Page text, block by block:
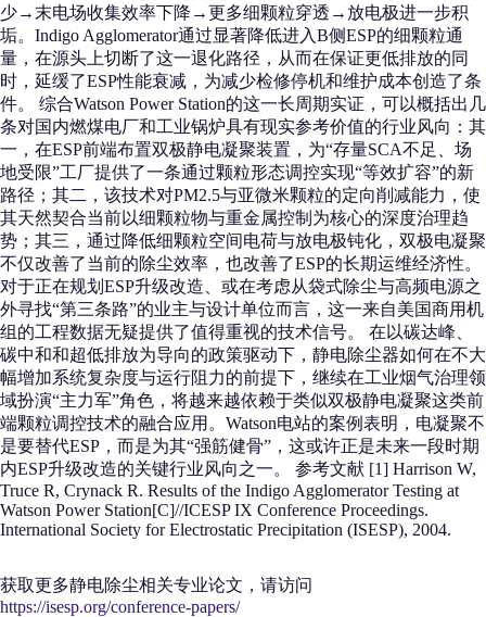
少→末电场收集效率下降→更多细颗粒穿透→放电极进一步积
垢。Indigo Agglomerator通过显著降低进入B侧ESP的细颗粒通
量，在源头上切断了这一退化路径，从而在保证更低排放的同
时，延缓了ESP性能衰减，为减少检修停机和维护成本创造了条
件。 综合Watson Power Station的这一长周期实证，可以概括出几
条对国内燃煤电厂和工业锅炉具有现实参考价值的行业风向：其
一，在ESP前端布置双极静电凝聚装置，为“存量SCA不足、场
地受限”工厂提供了一条通过颗粒形态调控实现“等效扩容”的新
路径；其二，该技术对PM2.5与亚微米颗粒的定向削减能力，使
其天然契合当前以细颗粒物与重金属控制为核心的深度治理趋
势；其三，通过降低细颗粒空间电荷与放电极钝化，双极电凝聚
不仅改善了当前的除尘效率，也改善了ESP的长期运维经济性。
对于正在规划ESP升级改造、或在考虑从袋式除尘与高频电源之
外寻找“第三条路”的业主与设计单位而言，这一来自美国商用机
组的工程数据无疑提供了值得重视的技术信号。 在以碳达峰、
碳中和和超低排放为导向的政策驱动下，静电除尘器如何在不大
幅增加系统复杂度与运行阻力的前提下，继续在工业烟气治理领
域扮演“主力军”角色，将越来越依赖于类似双极静电凝聚这类前
端颗粒调控技术的融合应用。Watson电站的案例表明，电凝聚不
是要替代ESP，而是为其“强筋健骨”，这或许正是未来一段时期
内ESP升级改造的关键行业风向之一。 参考文献 [1] Harrison W,
Truce R, Crynack R. Results of the Indigo Agglomerator Testing at
Watson Power Station[C]//ICESP IX Conference Proceedings.
International Society for Electrostatic Precipitation (ISESP), 2004.
获取更多静电除尘相关专业论文，请访问
https://isesp.org/conference-papers/